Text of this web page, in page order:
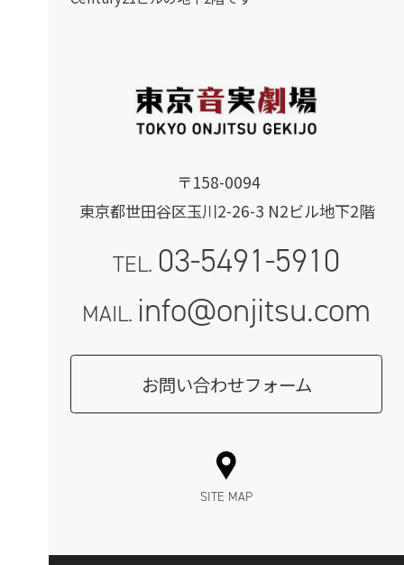
〒158-0094
東京都世田谷区玉川2-26-3 N2ビル地下2階
TEL. 03-5491-5910
MAIL. info@onjitsu.com
お問い合わせフォーム
SITE MAP